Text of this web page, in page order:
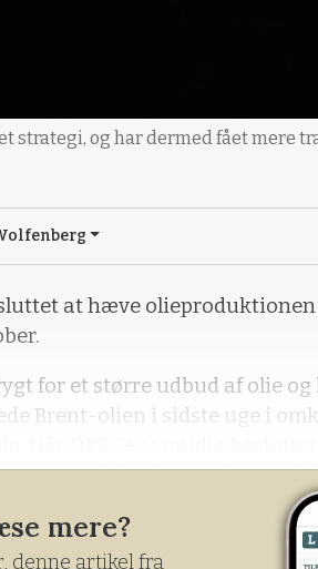
strategi, og har dermed fået mere
at hæve olieproduktionen
for et større udbud af olie
Brent-olien i sidste uge i
nedskæringer til nu at
så holder det markedet
mere?
denne artikel fra